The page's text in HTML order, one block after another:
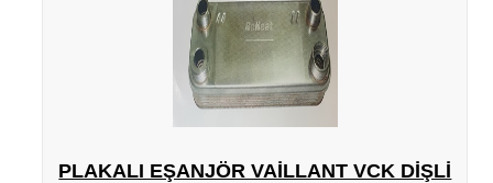
PLAKALI EŞANJÖR VAILLANT VCK DIŞLI